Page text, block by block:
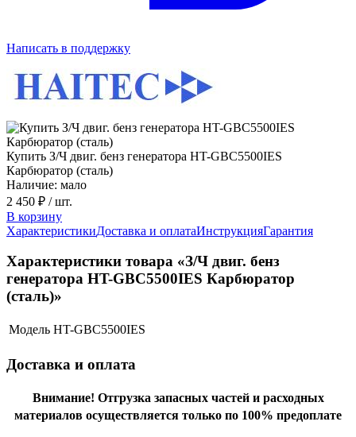
Написать в поддержку
Купить З/Ч двиг. бенз генератора HT-GBС5500IES
Карбюратор (сталь)
Наличие: мало
2 450 ₽ / шт.
В корзину
ХарактеристикиДоставка и оплатаИнструкцияГарантия
Характеристики товара «З/Ч двиг. бенз
генератора HT-GBС5500IES Карбюратор
(сталь)»
Модель HT-GBС5500IES
Доставка и оплата
Внимание! Отгрузка запасных частей и расходных
материалов осуществляется только по 100% предоплате